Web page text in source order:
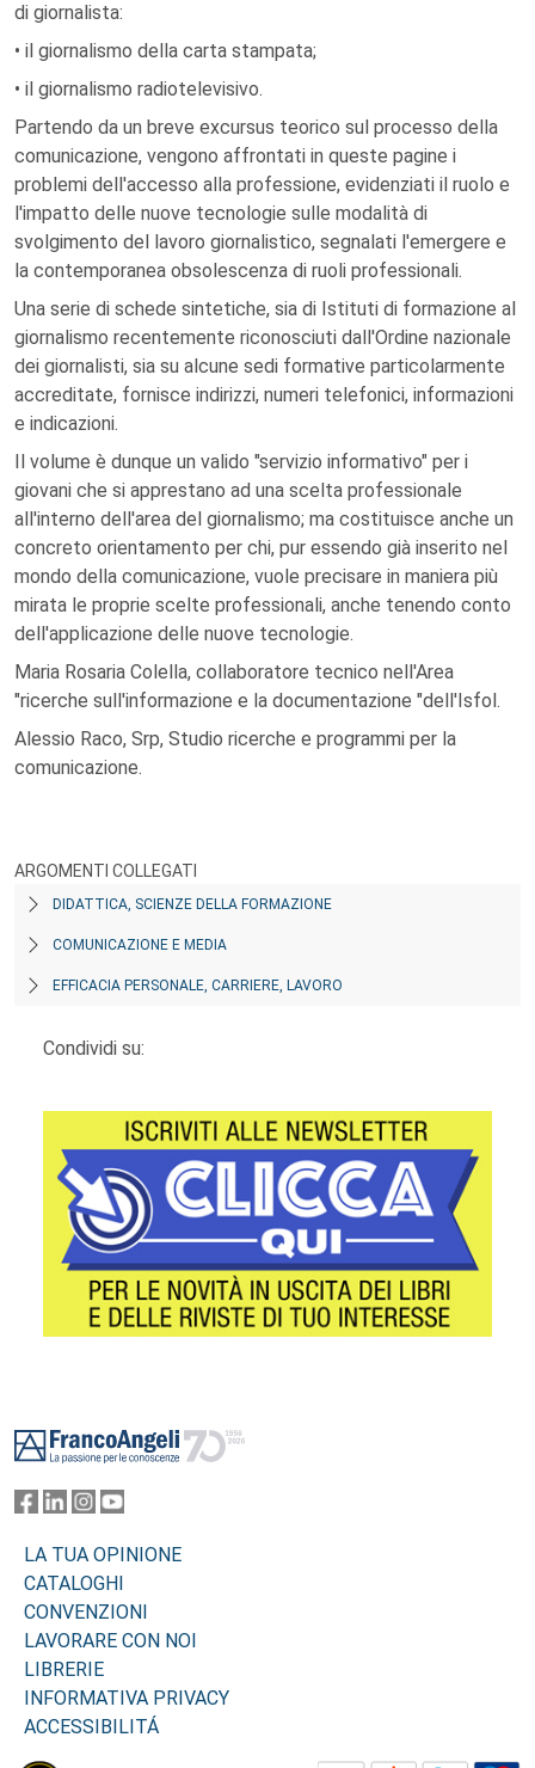
di giornalista:
• il giornalismo della carta stampata;
• il giornalismo radiotelevisivo.
Partendo da un breve excursus teorico sul processo della
comunicazione, vengono affrontati in queste pagine i
problemi dell'accesso alla professione, evidenziati il ruolo e
l'impatto delle nuove tecnologie sulle modalità di
svolgimento del lavoro giornalistico, segnalati l'emergere e
la contemporanea obsolescenza di ruoli professionali.
Una serie di schede sintetiche, sia di Istituti di formazione al
giornalismo recentemente riconosciuti dall'Ordine nazionale
dei giornalisti, sia su alcune sedi formative particolarmente
accreditate, fornisce indirizzi, numeri telefonici, informazioni
e indicazioni.
Il volume è dunque un valido "servizio informativo" per i
giovani che si apprestano ad una scelta professionale
all'interno dell'area del giornalismo; ma costituisce anche un
concreto orientamento per chi, pur essendo già inserito nel
mondo della comunicazione, vuole precisare in maniera più
mirata le proprie scelte professionali, anche tenendo conto
dell'applicazione delle nuove tecnologie.
Maria Rosaria Colella, collaboratore tecnico nell'Area
"ricerche sull'informazione e la documentazione "dell'Isfol.
Alessio Raco, Srp, Studio ricerche e programmi per la
comunicazione.
ARGOMENTI COLLEGATI
DIDATTICA, SCIENZE DELLA FORMAZIONE
COMUNICAZIONE E MEDIA
EFFICACIA PERSONALE, CARRIERE, LAVORO
Condividi su:
LA TUA OPINIONE
CATALOGHI
CONVENZIONI
LAVORARE CON NOI
LIBRERIE
INFORMATIVA PRIVACY
ACCESSIBILITÁ